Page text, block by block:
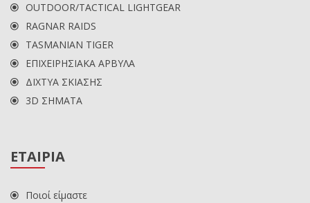
OUTDOOR/TACTICAL LIGHTGEAR
RAGNAR RAIDS
TASMANIAN TIGER
ΕΠΙΧΕΙΡΗΣΙΑΚΑ ΑΡΒΥΛΑ
ΔΙΧΤΥΑ ΣΚΙΑΣΗΣ
3D ΣΗΜΑΤΑ
ΕΤΑΙΡΙΑ
Ποιοί είμαστε